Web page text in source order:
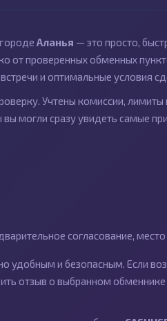
Аланья — это просто,
проверенных обменных
и оптимальные условия
Учтены комиссии, лимиты
могли сразу увидеть самые
согласование, место
удобным и безопасным. Если
отзыв о выбранном